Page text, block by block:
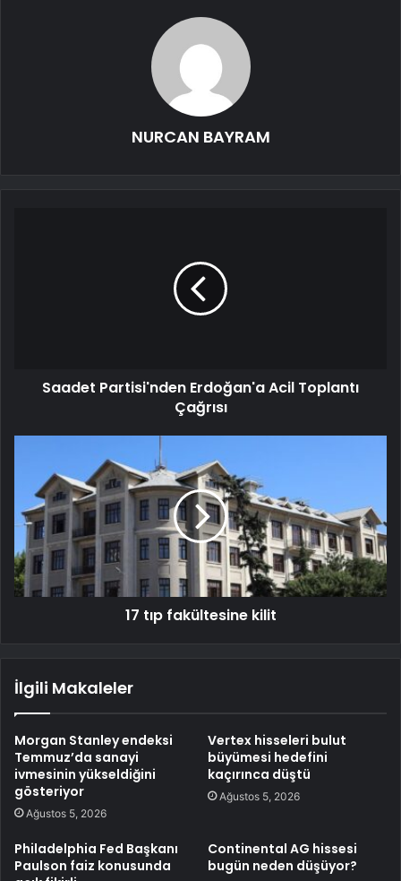
NURCAN BAYRAM
Saadet Partisi'nden Erdoğan'a Acil Toplantı
Çağrısı
17 tıp fakültesine kilit
İlgili Makaleler
Morgan Stanley endeksi
Temmuz’da sanayi
ivmesinin yükseldiğini
gösteriyor
Ağustos 5, 2026
Vertex hisseleri bulut
büyümesi hedefini
kaçırınca düştü
Ağustos 5, 2026
Philadelphia Fed Başkanı
Paulson faiz konusunda
Continental AG hissesi
bugün neden düşüyor?